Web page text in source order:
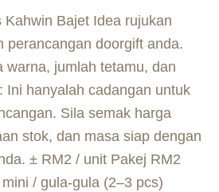
Kahwin Bajet Idea rujukan
perancangan doorgift anda.
warna, jumlah tetamu, dan
Ini hanyalah cadangan untuk
Sila semak harga
stok, dan masa siap dengan
± RM2 / unit Pakej RM2
/ gula-gula (2–3 pcs)